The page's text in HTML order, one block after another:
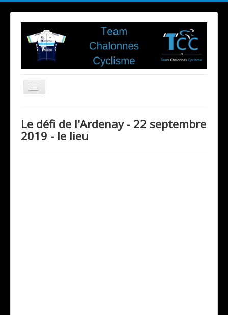
Toggle
Navigation
Club
Evénements du Club
Adhésion
Le défi de l'Ardenay - 22 septembre
2019 - le lieu